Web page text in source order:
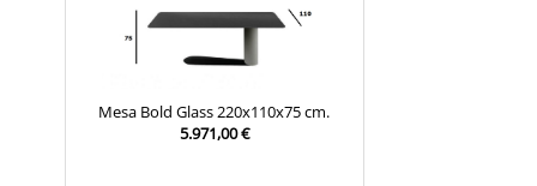
Mesa Bold Glass 220x110x75 cm.
5.971,00 €